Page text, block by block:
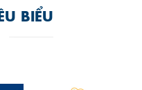
BIỂU